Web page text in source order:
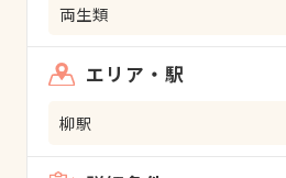
両生類
エリア・駅
柳駅